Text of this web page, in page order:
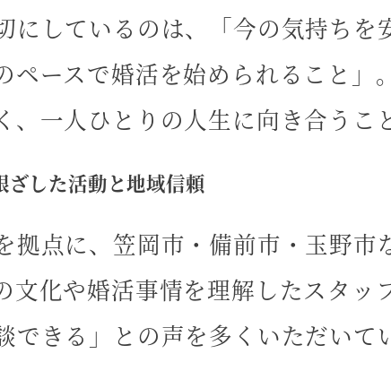
にしているのは、「今の気持ちを
ペースで婚活を始められること」。
、一人ひとりの人生に向き合うこ
ざした活動と地域信頼
拠点に、笠岡市・備前市・玉野市
文化や婚活事情を理解したスタッ
できる」との声を多くいただいて